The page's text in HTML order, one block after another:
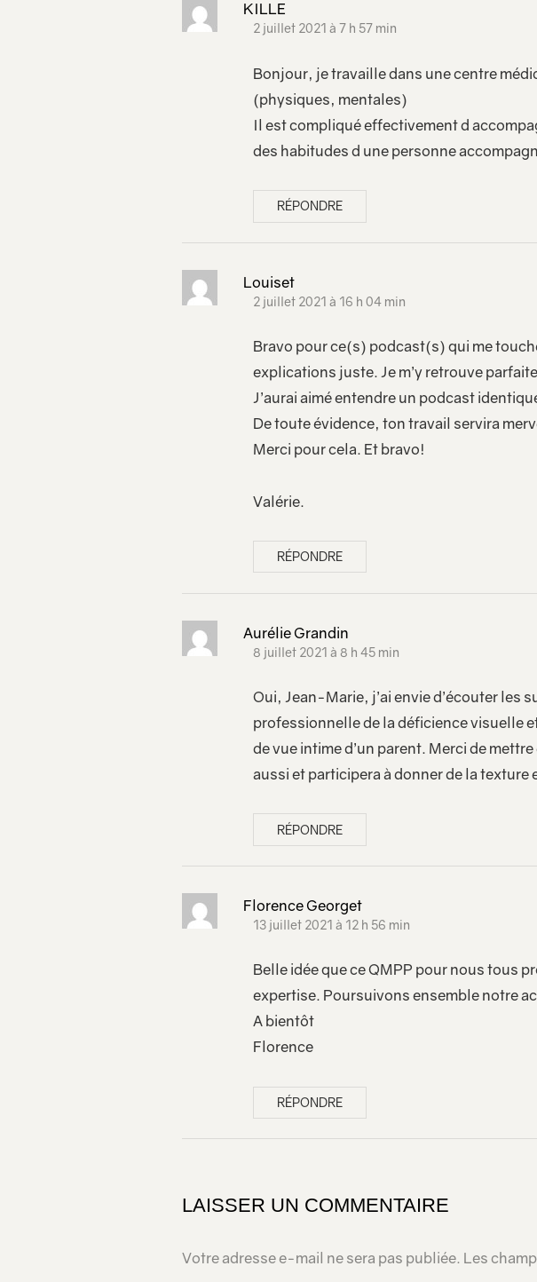
KILLE
2 juillet 2021 à 7 h 57 min
Bonjour, je travaille dans une centre
(physiques, mentales)
Il est compliqué effectivement d
des habitudes d une personne
RÉPONDRE
Louiset
2 juillet 2021 à 16 h 04 min
Bravo pour ce(s) podcast(s) qui me
explications juste. Je m’y retrouve
J’aurai aimé entendre un podcast
De toute évidence, ton travail servira
Merci pour cela. Et bravo!
Valérie.
RÉPONDRE
Aurélie Grandin
8 juillet 2021 à 8 h 45 min
Oui, Jean-Marie, j’ai envie d’écouter les
professionnelle de la déficience visuelle
de vue intime d’un parent. Merci de
aussi et participera à donner de la texture
RÉPONDRE
Florence Georget
13 juillet 2021 à 12 h 56 min
Belle idée que ce QMPP pour nous tous
expertise. Poursuivons ensemble notre
A bientôt
Florence
RÉPONDRE
LAISSER UN COMMENTAIRE
Votre adresse e-mail ne sera pas publiée. Les